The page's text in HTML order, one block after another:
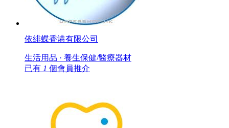
依緋蝶香港有限公司
生活用品 · 養生保健/醫療器材
已有 1 個會員推介